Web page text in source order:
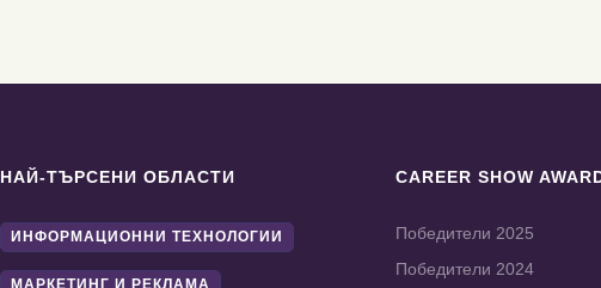
НАЙ-ТЪРСЕНИ ОБЛАСТИ
ИНФОРМАЦИОННИ ТЕХНОЛОГИИ
CAREER SHOW
Победители 2025
Победители 2024